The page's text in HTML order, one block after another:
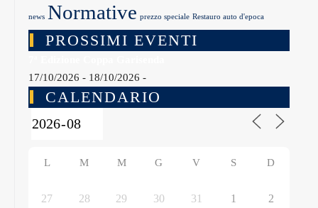
news Normative prezzo speciale Restauro auto d'epoca
PROSSIMI EVENTI
17/10/2026 - 18/10/2026 -
CALENDARIO
L M M G V S D
27 28 29 30 31 1 2